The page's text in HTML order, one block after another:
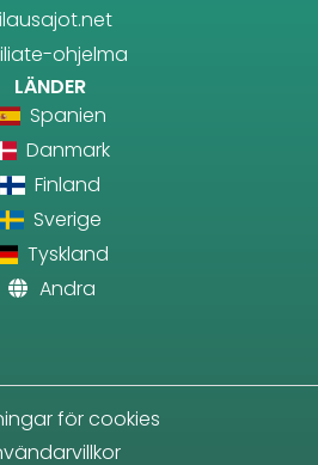
ohjelma
LÄNDER
Spanien
Danmark
Finland
Sverige
Tyskland
Andra
för cookies